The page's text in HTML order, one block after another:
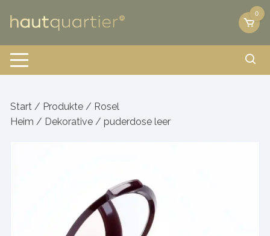
Inhalt
0
Start / Produkte / Rosel
Heim / Dekorative / puderdose leer